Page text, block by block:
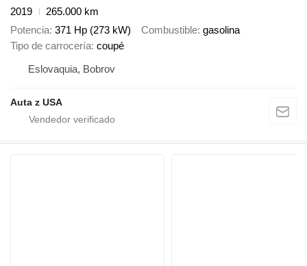
2019
265.000 km
Potencia 371 Hp (273 kW) Combustible gasolina
Tipo de carrocería coupé
Eslovaquia, Bobrov
Auta z USA